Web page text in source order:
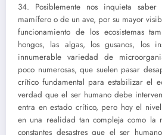
34. Posiblemente nos inquieta
mamífero o de un ave, por su mayor
funcionamiento de los ecosistemas
hongos, las algas, los gusanos, los
innumerable variedad de
poco numerosas, que suelen pasar
crítico fundamental para estabilizar el
verdad que el ser humano debe
entra en estado crítico, pero hoy el
en una realidad tan compleja como la
constantes desastres que el ser